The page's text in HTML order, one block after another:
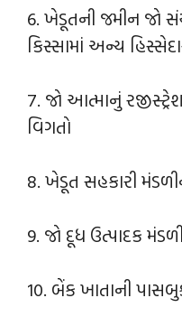
6. ખેડૂતની જમીન જો
કિસ્સામાં અન્ય
7. જો આત્માનું
વિગતો
8. ખેડૂત સહકારી
9. જો દૂધ ઉત્પાદક
10. બેંક ખાતાની